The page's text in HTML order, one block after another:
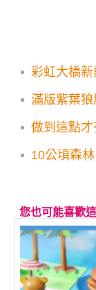
彩虹大橋
滿版紫葉
做到這點
10公頃森
您也可能喜歡